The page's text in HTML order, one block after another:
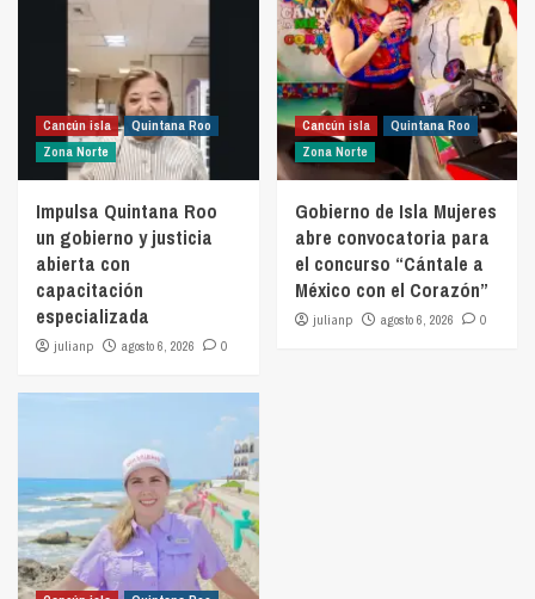
Cancún isla
Quintana Roo
Zona Norte
Impulsa Quintana Roo
un gobierno y justicia
abierta con
capacitación
especializada
julianp agosto 6, 2026 0
Cancún isla
Quintana Roo
Zona Norte
Gobierno de Isla Mujeres
abre convocatoria para
el concurso “Cántale a
México con el Corazón”
julianp agosto 6, 2026 0